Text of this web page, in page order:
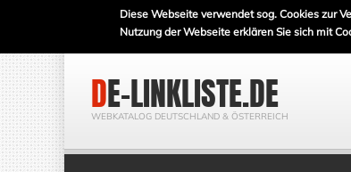
Diese Webseite verwendet sog. Cookies zur
Nutzung der Webseite erklären Sie sich mit
DE-LINKLISTE.DE
WEBKATALOG DEUTSCHLAND & ÖSTERREICH